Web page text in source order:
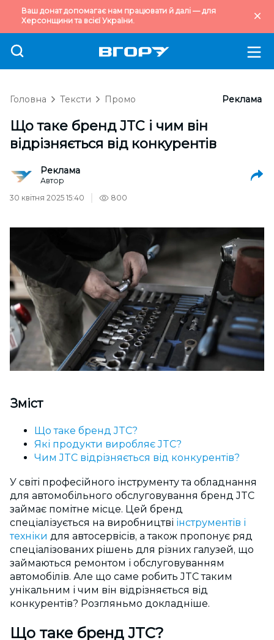
Ваш донат допомагає нам працювати й далі — для
Херсонщини та всієї України.
Головна Тексти Промо Реклама
Що таке бренд JTC і чим він
відрізняється від конкурентів
Реклама
Автор
30 квітня 2025 15:40
800
Зміст
Що таке бренд JTC?
Які продукти виробляє JTC?
Чим JTC відрізняється від конкурентів?
У світі професійного інструменту та обладнання
для автомобільного обслуговування бренд JTC
займає помітне місце. Цей бренд
спеціалізується на виробництві інструментів і
техніки для автосервісів, а також пропонує ряд
спеціалізованих рішень для різних галузей, що
займаються ремонтом і обслуговуванням
автомобілів. Але що саме робить JTC таким
унікальним і чим він відрізняється від
конкурентів? Розгляньмо докладніше.
Що таке бренд JTC?